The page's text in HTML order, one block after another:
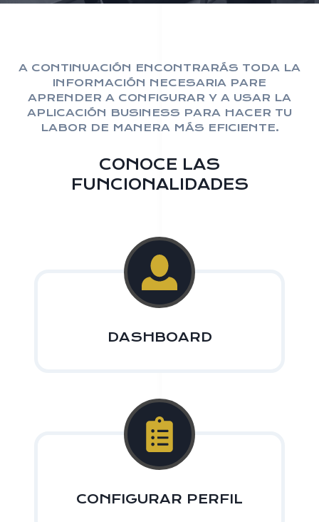
A CONTINUACIÓN ENCONTRARÁS TODA LA
INFORMACIÓN NECESARIA PARE
APRENDER A CONFIGURAR Y A USAR LA
APLICACIÓN BUSINESS PARA HACER TU
LABOR DE MANERA MÁS EFICIENTE.
CONOCE LAS
FUNCIONALIDADES
DASHBOARD
CONFIGURAR PERFIL